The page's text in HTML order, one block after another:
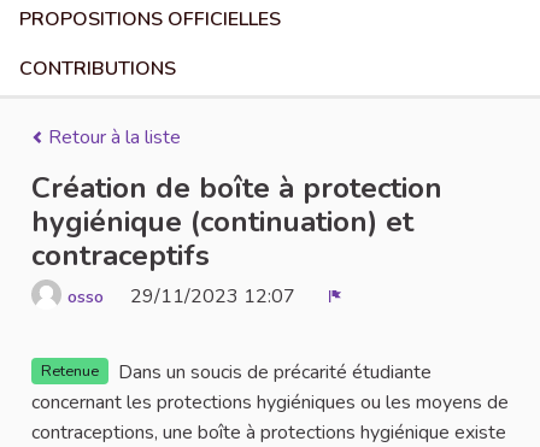
PROPOSITIONS OFFICIELLES
CONTRIBUTIONS
Retour à la liste
Création de boîte à protection
hygiénique (continuation) et
contraceptifs
osso 29/11/2023 12:07
Retenue
Dans un soucis de précarité étudiante
concernant les protections hygiéniques ou les moyens de
contraceptions, une boîte à protections hygiénique existe